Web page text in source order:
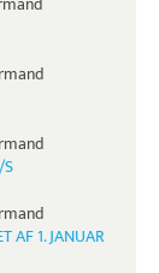
AF 1. JANUAR